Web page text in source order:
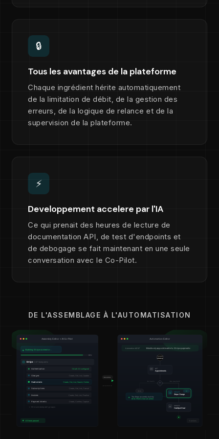
🔒
Tous les avantages de la plateforme
Chaque ingrédient hérite automatiquement
de la limitation de débit, de la gestion des
erreurs, de la logique de relance et de la
supervision de la plateforme.
⚡
Developpement accelere par l'IA
Ce qui prenait des heures de lecture de
documentation API, de test d'endpoints et
de debogage se fait maintenant en une seule
conversation avec le Co-Pilot.
DE L'ASSEMBLAGE À L'AUTOMATISATION